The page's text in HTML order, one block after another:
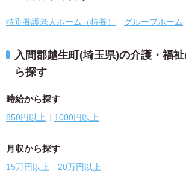
特別養護老人ホーム（特養） グループホーム
入間郡越生町(埼玉県)の介護・福
ら探す
時給から探す
850円以上 1000円以上
月収から探す
15万円以上 20万円以上